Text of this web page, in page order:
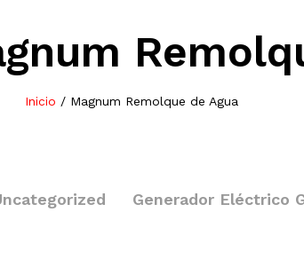
Inicio / Magnum Remolque de Agua
Generador Eléctrico